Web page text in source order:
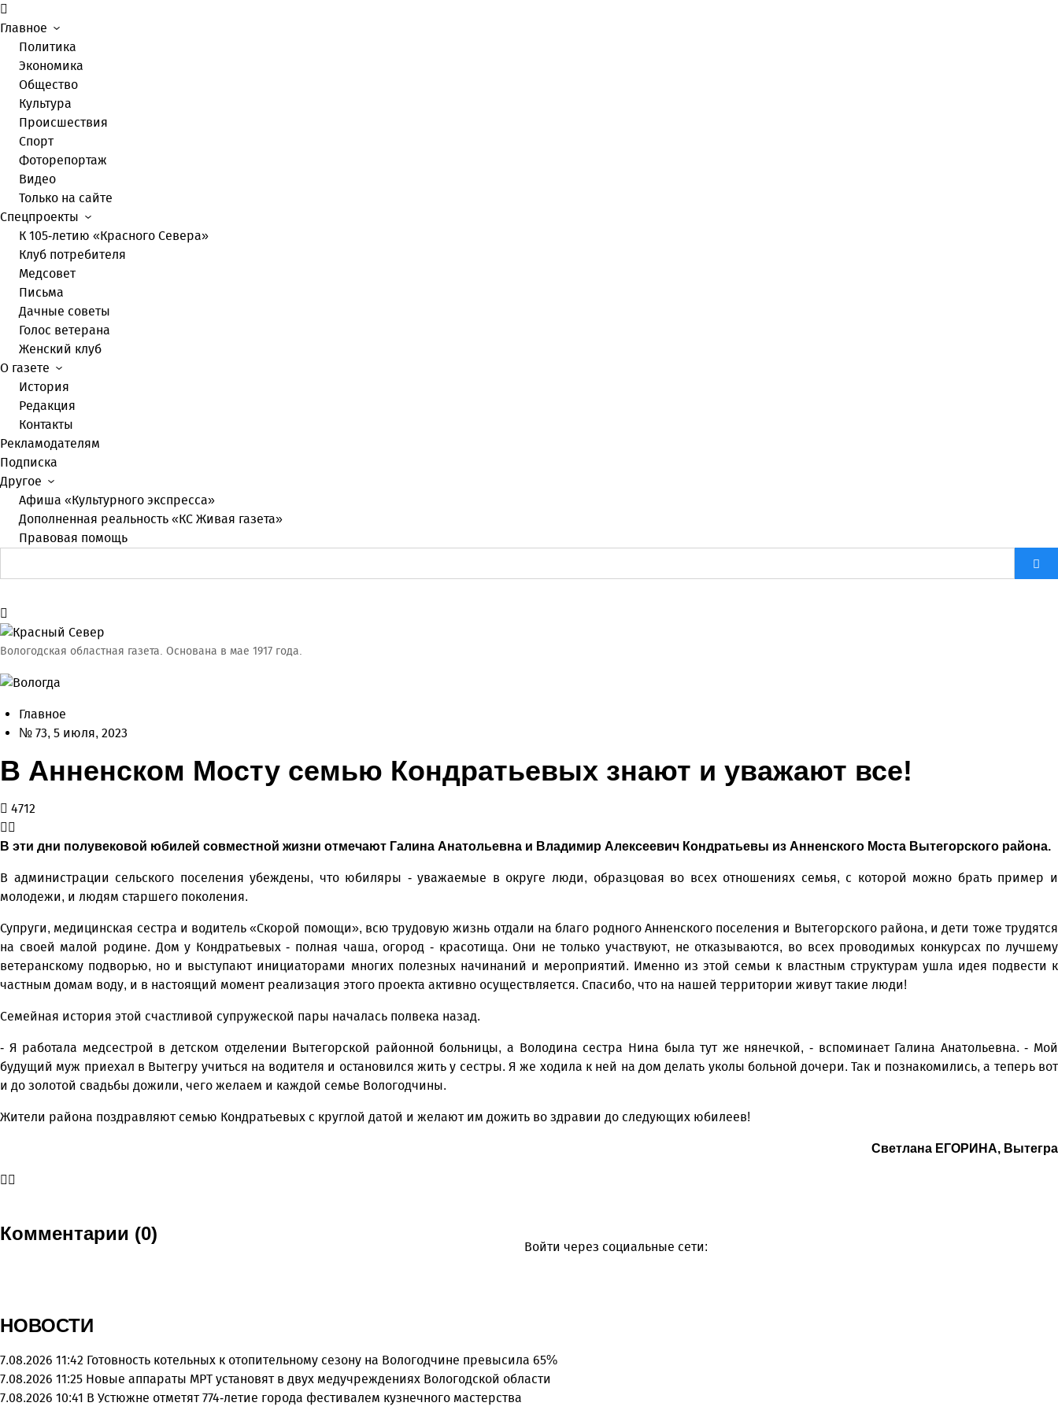
Главное
Политика
Экономика
Общество
Культура
Происшествия
Спорт
Фоторепортаж
Видео
Только на сайте
Спецпроекты
К 105-летию «Красного Севера»
Клуб потребителя
Медсовет
Письма
Дачные советы
Голос ветерана
Женский клуб
О газете
История
Редакция
Контакты
Рекламодателям
Подписка
Другое
Афиша «Культурного экспресса»
Дополненная реальность «КС Живая газета»
Правовая помощь
Вологодская областная газета. Основана в мае 1917 года.
Главное
№ 73, 5 июля, 2023
В Анненском Мосту семью Кондратьевых знают и уважают все!
4712
В эти дни полувековой юбилей совместной жизни отмечают Галина Анатольевна и Владимир Алексеевич Кондратьевы из Анненского Моста Вытегорского района.
В администрации сельского поселения убеждены, что юбиляры - уважаемые в округе люди, образцовая во всех отношениях семья, с которой можно брать пример и
молодежи, и людям старшего поколения.
Супруги, медицинская сестра и водитель «Скорой помощи», всю трудовую жизнь отдали на благо родного Анненского поселения и Вытегорского района, и дети тоже трудятся
на своей малой родине. Дом у Кондратьевых - полная чаша, огород - красотища. Они не только участвуют, не отказываются, во всех проводимых конкурсах по лучшему
ветеранскому подворью, но и выступают инициаторами многих полезных начинаний и мероприятий. Именно из этой семьи к властным структурам ушла идея подвести к
частным домам воду, и в настоящий момент реализация этого проекта активно осуществляется. Спасибо, что на нашей территории живут такие люди!
Семейная история этой счастливой супружеской пары началась полвека назад.
- Я работала медсестрой в детском отделении Вытегорской районной больницы, а Володина сестра Нина была тут же нянечкой, - вспоминает Галина Анатольевна. - Мой
будущий муж приехал в Вытегру учиться на водителя и остановился жить у сестры. Я же ходила к ней на дом делать уколы больной дочери. Так и познакомились, а теперь вот
и до золотой свадьбы дожили, чего желаем и каждой семье Вологодчины.
Жители района поздравляют семью Кондратьевых с круглой датой и желают им дожить во здравии до следующих юбилеев!
Светлана ЕГОРИНА, Вытегра
Комментарии (0)
Войти через социальные сети:
НОВОСТИ
7.08.2026 11:42 Готовность котельных к отопительному сезону на Вологодчине превысила 65%
7.08.2026 11:25 Новые аппараты МРТ установят в двух медучреждениях Вологодской области
7.08.2026 10:41 В Устюжне отметят 774-летие города фестивалем кузнечного мастерства